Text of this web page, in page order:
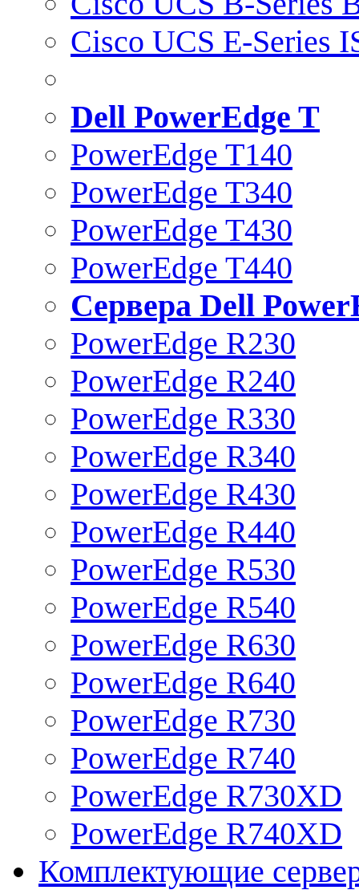
Cisco UCS E-Series
Dell PowerEdge T
PowerEdge T140
PowerEdge T340
PowerEdge T430
PowerEdge T440
Сервера Dell
PowerEdge R230
PowerEdge R240
PowerEdge R330
PowerEdge R340
PowerEdge R430
PowerEdge R440
PowerEdge R530
PowerEdge R540
PowerEdge R630
PowerEdge R640
PowerEdge R730
PowerEdge R740
PowerEdge R730XD
PowerEdge R740XD
Комплектующие